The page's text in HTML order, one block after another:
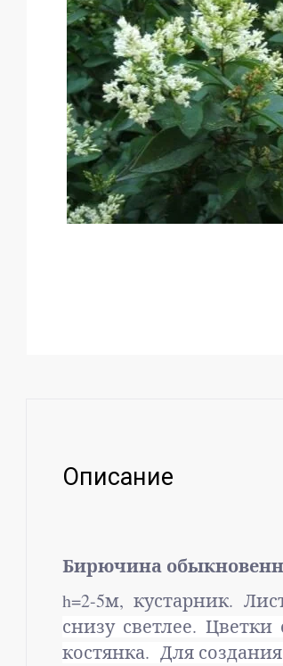
Описание
Бирючина
h=2-5м, кустарник.
снизу светлее.
костянка. Для